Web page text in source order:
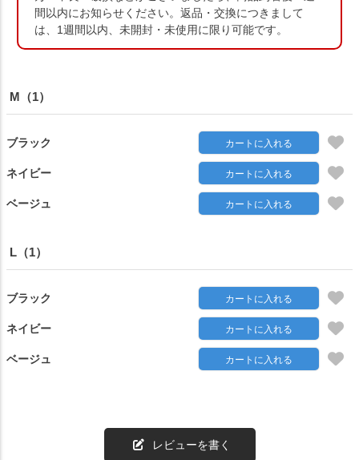
間以内にお知らせください。返品・交換につきまして
は、1週間以内、未開封・未使用に限り可能です。
M（1）
ブラック カートに入れる
ネイビー カートに入れる
ベージュ カートに入れる
L（1）
ブラック カートに入れる
ネイビー カートに入れる
ベージュ カートに入れる
レビューを書く